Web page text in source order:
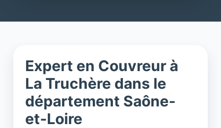
Expert en Couvreur à
La Truchère dans le
département Saône-
et-Loire